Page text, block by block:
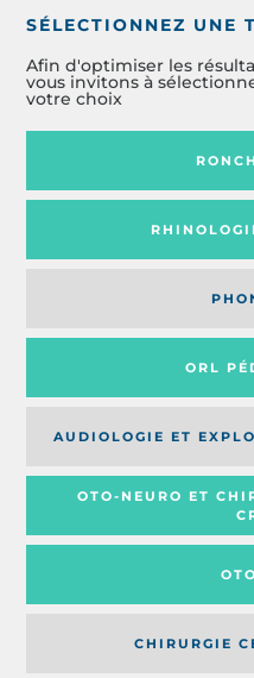
SÉLECTIONNEZ UNE
Afin d'optimiser les
vous invitons à
votre choix
ORL
AUDIOLOGIE ET
OTO-NEURO ET
CHIRURGIE